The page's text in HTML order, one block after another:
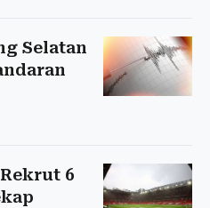
Selatan
6